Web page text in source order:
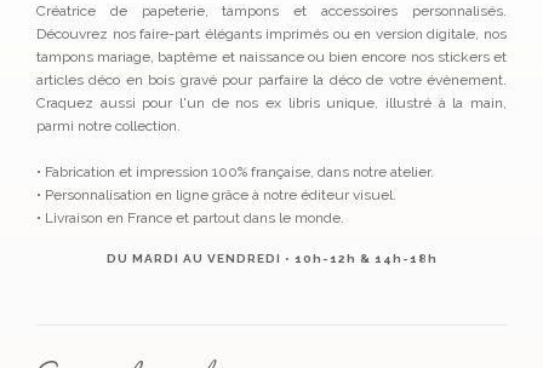
Créatrice de papeterie, tampons et accessoires personnalisés.
Découvrez nos faire-part élégants imprimés ou en version digitale, nos
tampons mariage, baptême et naissance ou bien encore nos stickers et
articles déco en bois gravé pour parfaire la déco de votre évènement.
Craquez aussi pour l'un de nos ex libris unique, illustré à la main,
parmi notre collection.
• Fabrication et impression 100% française, dans notre atelier.
• Personnalisation en ligne grâce à notre éditeur visuel.
• Livraison en France et partout dans le monde.
DU MARDI AU VENDREDI • 10h-12h & 14h-18h